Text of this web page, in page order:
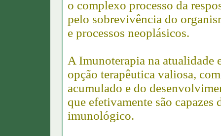
o complexo processo da
pelo sobrevivência do
e processos neoplásicos.
A Imunoterapia na atualidade
opção terapêutica valiosa,
acumulado e do
que efetivamente são capazes
imunológico.